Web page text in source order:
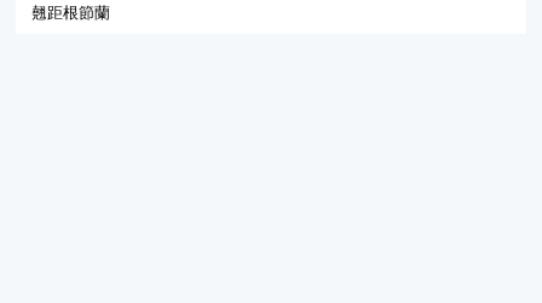
翹距根節蘭